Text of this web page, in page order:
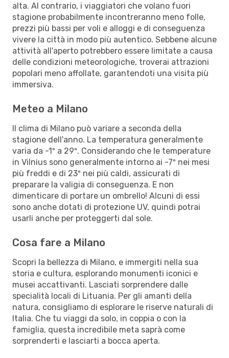
alta. Al contrario, i viaggiatori che volano fuori
stagione probabilmente incontreranno meno folle,
prezzi più bassi per voli e alloggi e di conseguenza
vivere la città in modo più autentico. Sebbene alcune
attività all'aperto potrebbero essere limitate a causa
delle condizioni meteorologiche, troverai attrazioni
popolari meno affollate, garantendoti una visita più
immersiva.
Meteo a Milano
Il clima di Milano può variare a seconda della
stagione dell'anno. La temperatura generalmente
varia da -1º a 29º. Considerando che le temperature
in Vilnius sono generalmente intorno ai -7º nei mesi
più freddi e di 23º nei più caldi, assicurati di
preparare la valigia di conseguenza. E non
dimenticare di portare un ombrello! Alcuni di essi
sono anche dotati di protezione UV, quindi potrai
usarli anche per proteggerti dal sole.
Cosa fare a Milano
Scopri la bellezza di Milano, e immergiti nella sua
storia e cultura, esplorando monumenti iconici e
musei accattivanti. Lasciati sorprendere dalle
specialità locali di Lituania. Per gli amanti della
natura, consigliamo di esplorare le riserve naturali di
Italia. Che tu viaggi da solo, in coppia o con la
famiglia, questa incredibile meta saprà come
sorprenderti e lasciarti a bocca aperta.